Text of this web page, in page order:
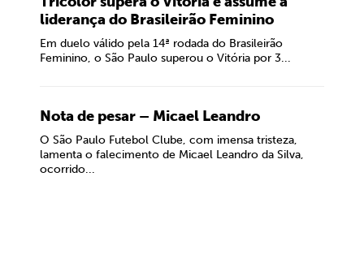
liderança do Brasileirão Feminino
Em duelo válido pela 14ª rodada do Brasileirão
Feminino, o São Paulo superou o Vitória por 3...
Nota de pesar – Micael Leandro
O São Paulo Futebol Clube, com imensa tristeza,
lamenta o falecimento de Micael Leandro da Silva,
ocorrido...